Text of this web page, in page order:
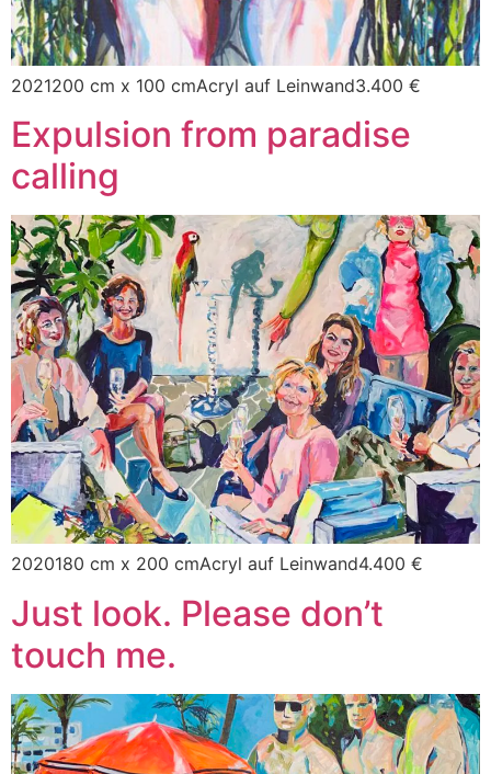
2021200 cm x 100 cmAcryl auf Leinwand3.400 €
Expulsion from paradise
calling
2020180 cm x 200 cmAcryl auf Leinwand4.400 €
Just look. Please don’t
touch me.